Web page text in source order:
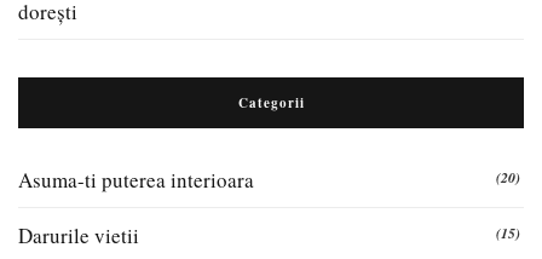
dorești
Categorii
Asuma-ti puterea interioara (20)
Darurile vietii (15)